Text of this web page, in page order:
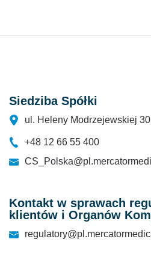
Siedziba Spółki
ul. Heleny Modrzejewskiej
+48 12 66 55 400
Kontakt w sprawach
klientów i Organów